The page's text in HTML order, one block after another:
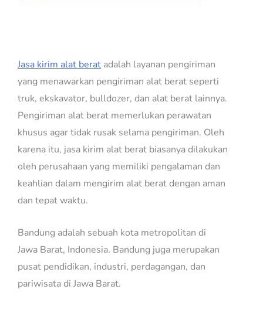
Jasa kirim alat berat adalah layanan pengiriman
yang menawarkan pengiriman alat berat seperti
truk, ekskavator, bulldozer, dan alat berat lainnya.
Pengiriman alat berat memerlukan perawatan
khusus agar tidak rusak selama pengiriman. Oleh
karena itu, jasa kirim alat berat biasanya dilakukan
oleh perusahaan yang memiliki pengalaman dan
keahlian dalam mengirim alat berat dengan aman
dan tepat waktu.
Bandung adalah sebuah kota metropolitan di
Jawa Barat, Indonesia. Bandung juga merupakan
pusat pendidikan, industri, perdagangan, dan
pariwisata di Jawa Barat.